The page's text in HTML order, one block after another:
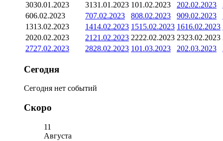
3030.01.2023 3131.01.2023 101.02.2023 202.02.2023
606.02.2023 707.02.2023 808.02.2023 909.02.2023
1313.02.2023 1414.02.2023 1515.02.2023 1616.02.2023
2020.02.2023 21 21.02.2023 2222.02.2023 2323.02.2023
2727.02.2023 2828.02.2023 101.03.2023 202.03.2023
Сегодня
Сегодня нет событий
Скоро
11
Августа